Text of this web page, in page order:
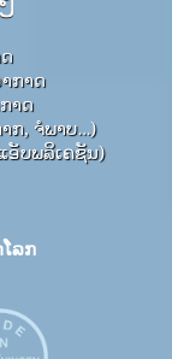
ກາດ
າດ
ກ, ຈໍພາບ…)
ອັບພລິເຄຊັນ)
ລກ